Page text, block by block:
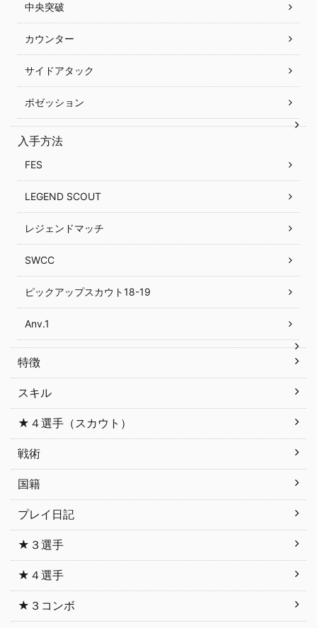
中央突破
カウンター
サイドアタック
ポゼッション
入手方法
FES
LEGEND SCOUT
レジェンドマッチ
SWCC
ピックアップスカウト18-19
Anv.1
特徴
スキル
★４選手（スカウト）
戦術
国籍
プレイ日記
★３選手
★４選手
★３コンボ